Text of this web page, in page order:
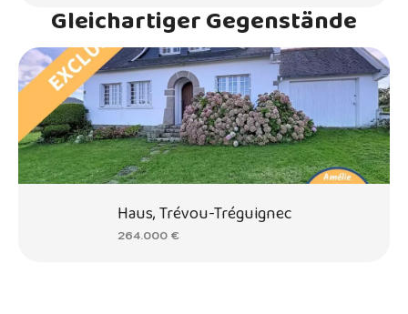
Gleichartiger Gegenstände
Haus, Trévou-Tréguignec
264.000 €